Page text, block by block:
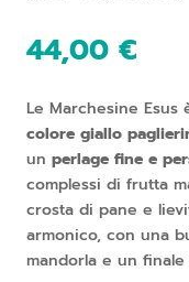
44,00 €
Le Marchesine
colore giallo
un perlage fine e
complessi di frutta
crosta di pane e
armonico, con una
mandorla e un finale